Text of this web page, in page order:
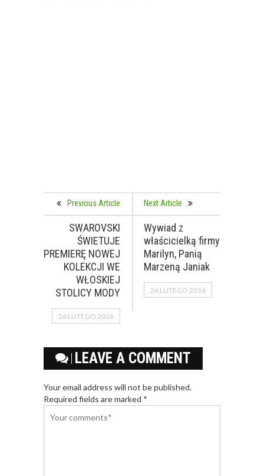
Previous Article
SWAROVSKI
ŚWIETUJE
PREMIERĘ NOWEJ
KOLEKCJI WE
WŁOSKIEJ
STOLICY MODY
26 LUTEGO 2016
Next Article
Wywiad z
właścicielką firmy
Marilyn, Panią
Marzeną Janiak
26 LUTEGO 2016
LEAVE A COMMENT
Your email address will not be published.
Required fields are marked *